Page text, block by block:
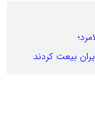
بیعت کردند